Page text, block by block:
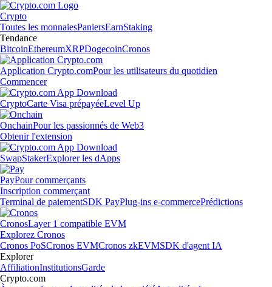
Crypto
Toutes les monnaiesPaniersEarnStaking
Tendance
BitcoinEthereumXRPDogecoinCronos
Application Crypto.comPour les utilisateurs du quotidien
Commencer
CryptoCarte Visa prépayéeLevel Up
OnchainPour les passionnés de Web3
Obtenir l'extension
SwapStakerExplorer les dApps
PayPour commerçants
Inscription commerçant
Terminal de paiementSDK PayPlug-ins e-commercePrédictions
CronosLayer 1 compatible EVM
Explorez Cronos
Cronos PoSCronos EVMCronos zkEVMSDK d'agent IA
Explorer
AffiliationInstitutionsGarde
Crypto.com